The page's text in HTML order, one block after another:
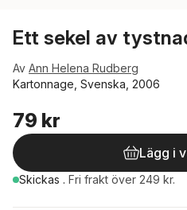
Ett sekel av
Av Ann Helena Rudberg
Kartonnage, Svenska, 2006
79 kr
Lägg i
Skickas . Fri frakt över 249 kr.